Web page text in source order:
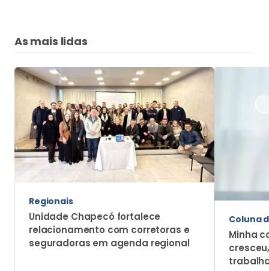
As mais lidas
Regionais
Unidade Chapecó fortalece
relacionamento com corretoras e
seguradoras em agenda regional
Coluna
Minha